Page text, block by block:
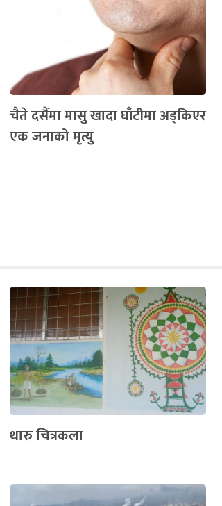
चैते दसैँमा मासु खादा घाँटीमा अड्किएर
एक जनाको मृत्यु
थारु चित्रकला